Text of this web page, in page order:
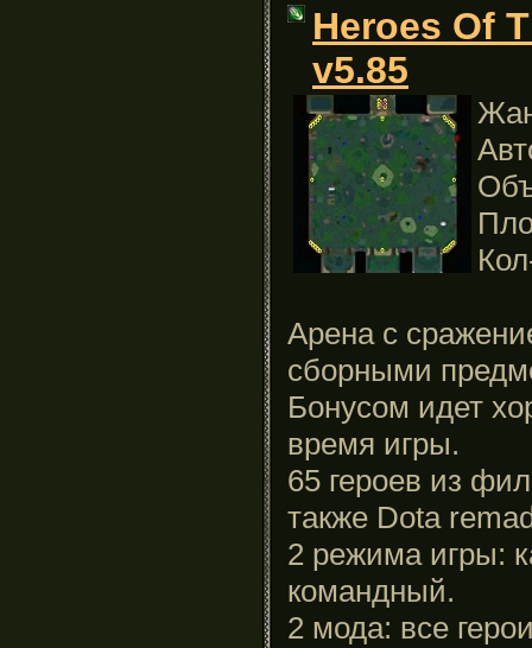
Heroes Of
v5.85
Арена с
сборными
Бонусом идет
время игры.
65 героев из
также Dota
2 режима игры:
командный.
2 мода: все